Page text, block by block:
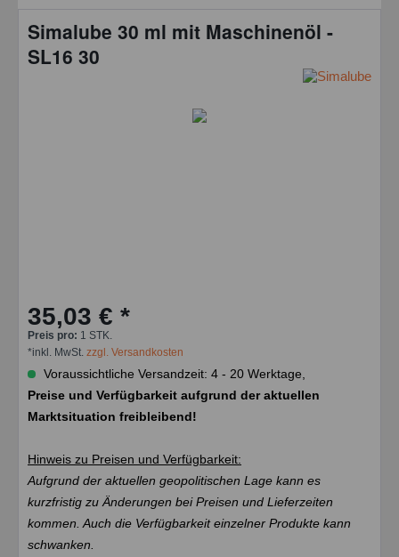
Simalube 30 ml mit Maschinenöl -
SL16 30
35,03 € *
Preis pro: 1 STK.
*inkl. MwSt. zzgl. Versandkosten
Voraussichtliche Versandzeit: 4 - 20 Werktage,
Preise und Verfügbarkeit aufgrund der aktuellen
Marktsituation freibleibend!
Hinweis zu Preisen und Verfügbarkeit:
Aufgrund der aktuellen geopolitischen Lage kann es
kurzfristig zu Änderungen bei Preisen und Lieferzeiten
kommen. Auch die Verfügbarkeit einzelner Produkte kann
schwanken.